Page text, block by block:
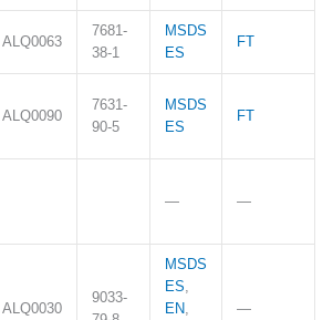
ALQ0063
7681-
38-1
MSDS
ES
FT
ALQ0090
7631-
90-5
MSDS
ES
FT
— —
ALQ0030
9033-
MSDS
ES,
EN,
—